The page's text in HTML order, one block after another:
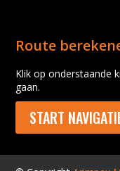
Route
Klik op onderstaande
gaan.
START